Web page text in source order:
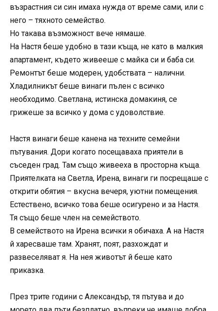
възрастния си син имаха нужда от време сами, или с
него – тяхното семейство.
Но такава възможност вече нямаше.
На Настя беше удобно в тази къща, не като в малкия
апартамент, където живееше с майка си и баба си.
Ремонтът беше модерен, удобствата – налични.
Хладилникът беше винаги пълен с всичко
необходимо. Светлана, истинска домакиня, се
грижеше за всичко у дома с удоволствие.
Настя винаги беше канена на техните семейни
пътувания. Дори когато посещаваха приятели в
съседен град. Там също живееха в просторна къща.
Приятелката на Светла, Ирена, винаги ги посрещаше с
открити обятия – вкусна вечеря, уютни помещения.
Естествено, всичко това беше осигурено и за Настя.
Тя също беше член на семейството.
В семейството на Ирена всички я обичаха. А на Настя
й харесваше там. Хранят, поят, разхождат и
развеселяват я. На нея животът й беше като
приказка.
През трите години с Александър, тя пътува и до